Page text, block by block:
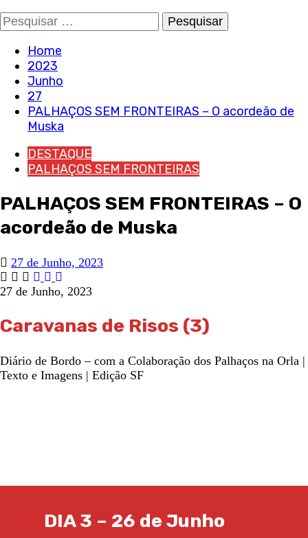
Pesquisar
por:
Home
2023
Junho
27
PALHAÇOS SEM FRONTEIRAS – O acordeão de
Muska
DESTAQUE
PALHAÇOS SEM FRONTEIRAS
PALHAÇOS SEM FRONTEIRAS – O
acordeão de Muska
27 de Junho, 2023
27 de Junho, 2023
Caravanas de Risos (3)
Diário de Bordo – com a Colaboração dos Palhaços na Orla |
Texto e Imagens | Edição SF
DIA 3 – 26 de Junho